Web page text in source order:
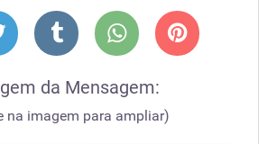
da Mensagem:
na imagem para ampliar)